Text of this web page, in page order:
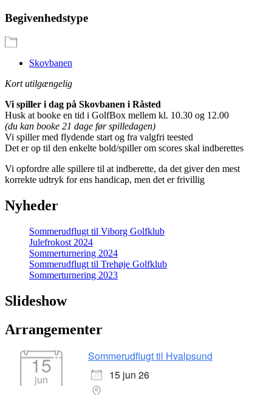
Begivenhedstype
Skovbanen
Kort utilgængelig
Vi spiller i dag på Skovbanen i Råsted
Husk at booke en tid i GolfBox mellem kl. 10.30 og 12.00
(du kan booke 21 dage før spilledagen)
Vi spiller med flydende start og fra valgfri teested
Det er op til den enkelte bold/spiller om scores skal indberettes
Vi opfordre alle spillere til at indberette, da det giver den mest
korrekte udtryk for ens handicap, men det er frivillig
Nyheder
Sommerudflugt til Viborg Golfklub
Julefrokost 2024
Sommerturnering 2024
Sommerudflugt til Trehøje Golfklub
Sommerturnering 2023
Slideshow
Arrangementer
15
jun
Sommerudflugt til Hvalpsund
15 jun 26